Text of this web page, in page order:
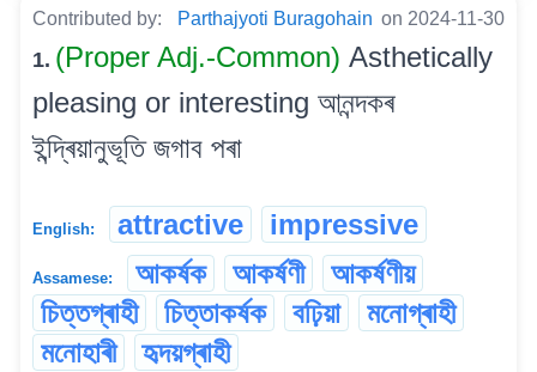
Contributed by: Parthajyoti Buragohain on 2024-11-30
1. (Proper Adj.-Common) Asthetically
pleasing or interesting আনন্দকৰ
ইন্দ্ৰিয়ানুভূতি জগাব পৰা
English: attractive impressive
Assamese: আকৰ্ষক আকৰ্ষণী
আকৰ্ষণীয়
চিত্তগ্ৰাহী
চিত্তাকৰ্ষক বঢ়িয়া
মনোগ্ৰাহী
মনোহাৰী
হৃদয়গ্ৰাহী